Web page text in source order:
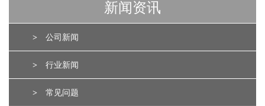
新闻资讯
> 公司新闻
> 行业新闻
> 常见问题